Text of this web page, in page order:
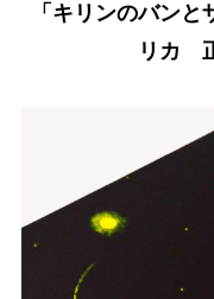
「キリンのバン
リカ